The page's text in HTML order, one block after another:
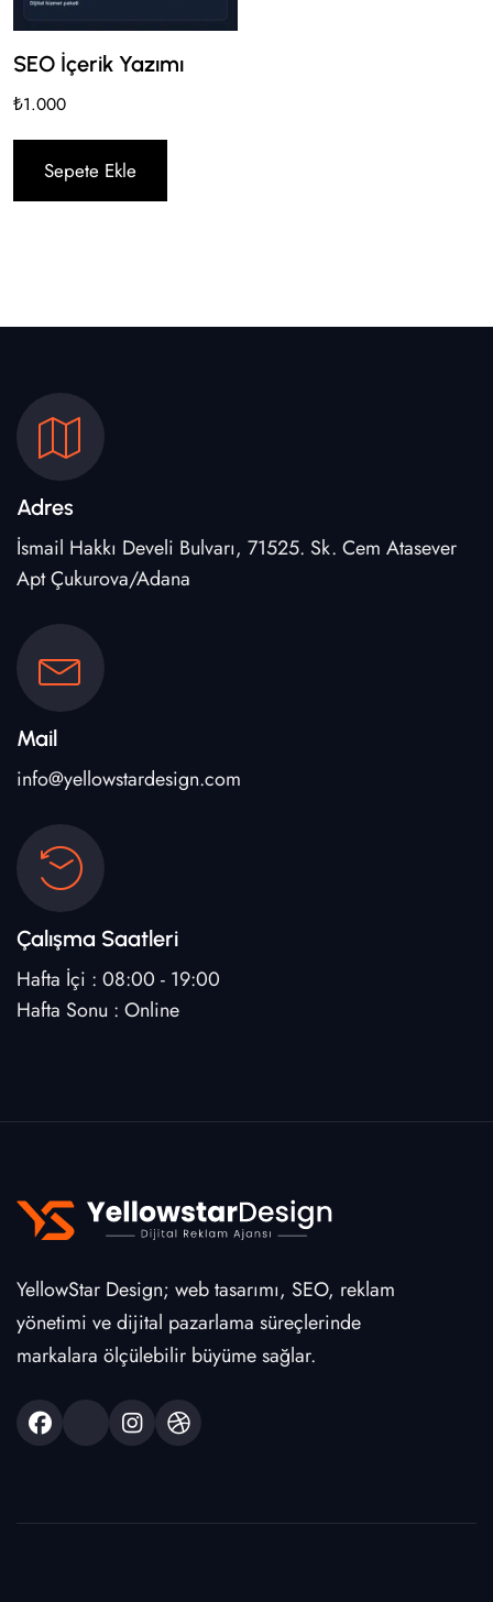
SEO İçerik Yazımı
₺1.000
Sepete Ekle
Adres
İsmail Hakkı Develi Bulvarı, 71525. Sk. Cem Atasever
Apt Çukurova/Adana
Mail
info@yellowstardesign.com
Çalışma Saatleri
Hafta İçi : 08:00 - 19:00
Hafta Sonu : Online
YellowStar Design; web tasarımı, SEO, reklam
yönetimi ve dijital pazarlama süreçlerinde
markalara ölçülebilir büyüme sağlar.